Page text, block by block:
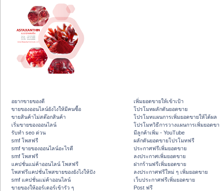
อยากขายของดี
ขายของออนไลน์ยังไงให้มีคนซื้อ
ขายสินค้าไม่สต๊อกสินค้า
เริ่มขายของออนไลน์
รับทำ seo ด่วน
smf โพสฟรี
smf ขายของออนไลน์อะไรดี
smf โพสฟรี
แคปชั่นแม่ค้าออนไลน์ โพสฟรี
โพสฟรีแคปชั่นโพสขายของยังไงให้ปัง
smf แคปชั่นแม่ค้าออนไลน์
ขายของให้ออร์เดอร์เข้ารัว ๆ
เพิ่มยอดขายให้เข้าเป้า
โปรโมทผลักดันยอดขาย
โปรโมทแผนการเพิ่มยอดขายให้ได้ผล
โปรโมทวิธีการวางแผนการเพิ่มยอดข
มีลูกค้าเพิ่ม - YouTube
ผลักดันยอดขายโปรโมทฟรี
ประกาศฟรีเพิ่มยอดขาย
ลงประกาศเพิ่มยอดขาย
ฝากร้านฟรีเพิ่มยอดขาย
ลงประกาศฟรีใหม่ ๆ เพิ่มยอดขาย
เว็บประกาศฟรีเพิ่มยอดขาย
Post ฟรี